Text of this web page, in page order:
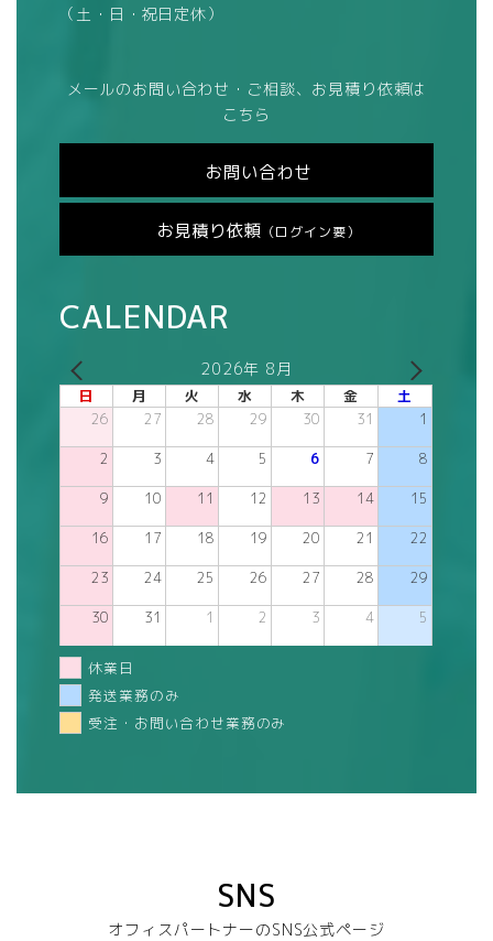
（土・日・祝日定休）
メールのお問い合わせ・ご相談、お見積り依頼は
こちら
お問い合わせ
お見積り依頼 （ログイン要）
CALENDAR
2026年 8月
日 月 火 水 木 金 土
26 27 28 29 30 31 1
2 3 4 5 6 7 8
9 10 11 12 13 14 15
16 17 18 19 20 21 22
23 24 25 26 27 28 29
30 31 1 2 3 4 5
休業日
発送業務のみ
受注・お問い合わせ業務のみ
SNS
オフィスパートナーのSNS公式ページ